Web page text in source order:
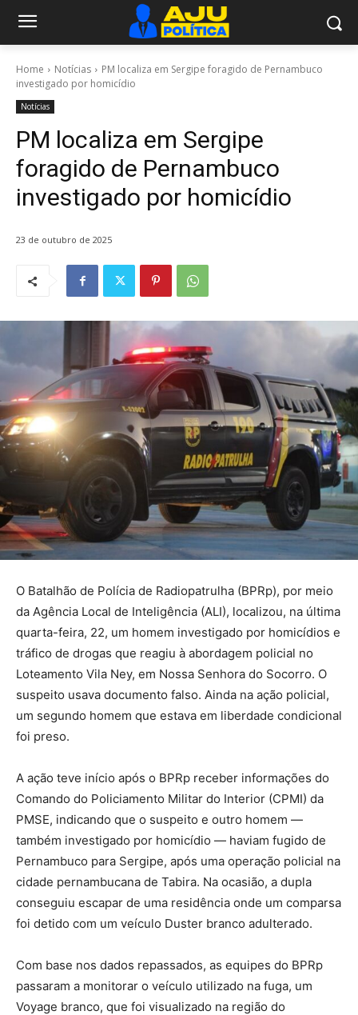
Home Notícias
PM localiza em Sergipe foragido de Pernambuco
investigado por homicídio
Notícias
PM localiza em Sergipe
foragido de Pernambuco
investigado por homicídio
23 de outubro de 2025
O Batalhão de Polícia de Radiopatrulha (BPRp), por meio
da Agência Local de Inteligência (ALI), localizou, na última
quarta-feira, 22, um homem investigado por homicídios e
tráfico de drogas que reagiu à abordagem policial no
Loteamento Vila Ney, em Nossa Senhora do Socorro. O
suspeito usava documento falso. Ainda na ação policial,
um segundo homem que estava em liberdade condicional
foi preso.
A ação teve início após o BPRp receber informações do
Comando do Policiamento Militar do Interior (CPMI) da
PMSE, indicando que o suspeito e outro homem —
também investigado por homicídio — haviam fugido de
Pernambuco para Sergipe, após uma operação policial na
cidade pernambucana de Tabira. Na ocasião, a dupla
conseguiu escapar de uma residência onde um comparsa
foi detido com um veículo Duster branco adulterado.
Com base nos dados repassados, as equipes do BPRp
passaram a monitorar o veículo utilizado na fuga, um
Voyage branco, que foi visualizado na região do